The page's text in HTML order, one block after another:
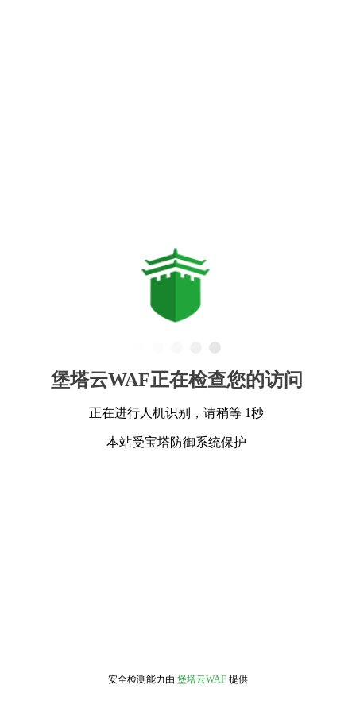
堡塔云WAF正在检查您的访问
正在进行人机识别，请稍等 1秒
本站受宝塔防御系统保护
安全检测能力由 堡塔云WAF 提供